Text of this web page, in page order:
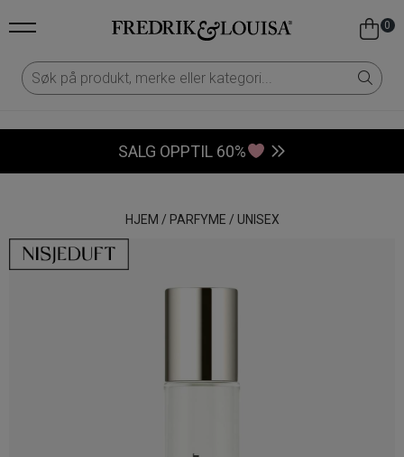
0
SALG OPPTIL 60%
HJEM / PARFYME / UNISEX